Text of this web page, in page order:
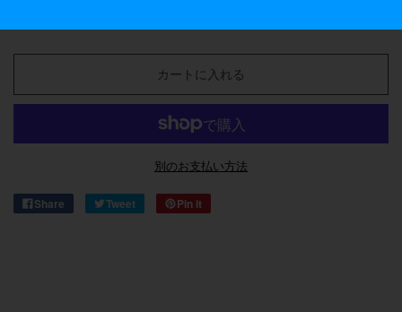
カートに入れる
別のお支払い方法
Share Tweet Pin it